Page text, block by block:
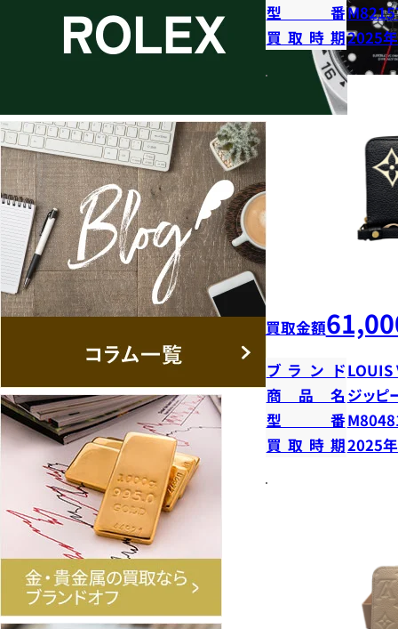
型番
買取時期2025
買取金額
ブランドLOUIS
商品名 ジッピ
型番
買取時期2025